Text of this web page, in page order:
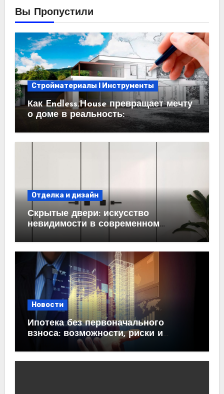
Вы Пропустили
Стройматериалы l Инструменты
Как Endless.House превращает мечту
о доме в реальность:
проектирование под ключ
Отделка и дизайн
Скрытые двери: искусство
невидимости в современном
Новости
Ипотека без первоначального
взноса: возможности, риски и
практические рекомендации<